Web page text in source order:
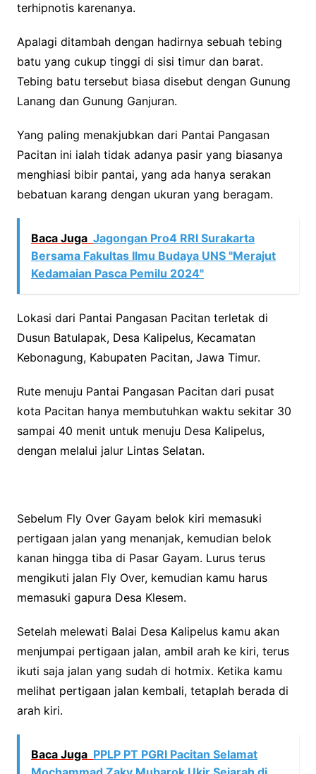
terhipnotis karenanya.
Apalagi ditambah dengan hadirnya sebuah tebing
batu yang cukup tinggi di sisi timur dan barat.
Tebing batu tersebut biasa disebut dengan Gunung
Lanang dan Gunung Ganjuran.
Yang paling menakjubkan dari Pantai Pangasan
Pacitan ini ialah tidak adanya pasir yang biasanya
menghiasi bibir pantai, yang ada hanya serakan
bebatuan karang dengan ukuran yang beragam.
Baca Juga Jagongan Pro4 RRI Surakarta
Bersama Fakultas Ilmu Budaya UNS "Merajut
Kedamaian Pasca Pemilu 2024"
Lokasi dari Pantai Pangasan Pacitan terletak di
Dusun Batulapak, Desa Kalipelus, Kecamatan
Kebonagung, Kabupaten Pacitan, Jawa Timur.
Rute menuju Pantai Pangasan Pacitan dari pusat
kota Pacitan hanya membutuhkan waktu sekitar 30
sampai 40 menit untuk menuju Desa Kalipelus,
dengan melalui jalur Lintas Selatan.
Sebelum Fly Over Gayam belok kiri memasuki
pertigaan jalan yang menanjak, kemudian belok
kanan hingga tiba di Pasar Gayam. Lurus terus
mengikuti jalan Fly Over, kemudian kamu harus
memasuki gapura Desa Klesem.
Setelah melewati Balai Desa Kalipelus kamu akan
menjumpai pertigaan jalan, ambil arah ke kiri, terus
ikuti saja jalan yang sudah di hotmix. Ketika kamu
melihat pertigaan jalan kembali, tetaplah berada di
arah kiri.
Baca Juga PPLP PT PGRI Pacitan Selamat